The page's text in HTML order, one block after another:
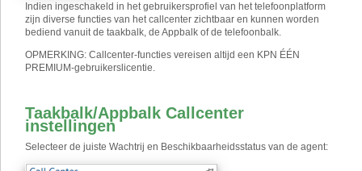
Indien ingeschakeld in het gebruikersprofiel van het telefoonplatform
zijn diverse functies van het callcenter zichtbaar en kunnen worden
bediend vanuit de taakbalk, de Appbalk of de telefoonbalk.
OPMERKING: Callcenter-functies vereisen altijd een KPN ÉÉN
PREMIUM-gebruikerslicentie.
Taakbalk/Appbalk Callcenter
instellingen
Selecteer de juiste Wachtrij en Beschikbaarheidsstatus van de agent: